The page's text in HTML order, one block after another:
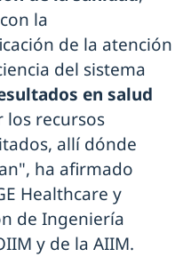
la
de la atención
del sistema
en salud
los recursos
allí dónde
ha afirmado
Healthcare y
de Ingeniería
y de la AIIM.